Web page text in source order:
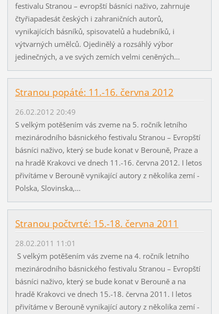
festivalu Stranou – evropští básníci naživo, zahrnuje
čtyřiapadesát českých i zahraničních autorů,
vynikajících básníků, spisovatelů a hudebníků, i
výtvarných umělců. Ojedinělý a rozsáhlý výbor
jedinečných, a ve svých zemích velmi ceněných...
Stranou popáté: 11.-16. června 2012
26.02.2012 20:49
S velkým potěšením vás zveme na 5. ročník letního
mezinárodního básnického festivalu Stranou – Evropští
básníci naživo, který se bude konat v Berouně, Praze a
na hradě Krakovci ve dnech 11.-16. června 2012. I letos
přivítáme v Berouně vynikající autory z několika zemí -
Polska, Slovinska,...
Stranou počtvrté: 15.-18. června 2011
28.02.2011 11:01
S velkým potěšením vás zveme na 4. ročník letního
mezinárodního básnického festivalu Stranou – Evropští
básníci naživo, který se bude konat v Berouně a na
hradě Krakovci ve dnech 15.-18. června 2011. I letos
přivítáme v Berouně vynikající autory z několika zemí -